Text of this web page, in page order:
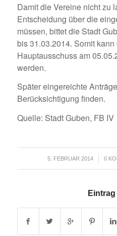
Damit die Vereine nicht zu
Entscheidung über die
müssen, bittet die Stadt
bis 31.03.2014. Somit
Hauptausschuss am
werden.
Später eingereichte
Berücksichtigung finden.
Quelle: Stadt Guben, FB IV
5. FEBRUAR 2014
/ 0